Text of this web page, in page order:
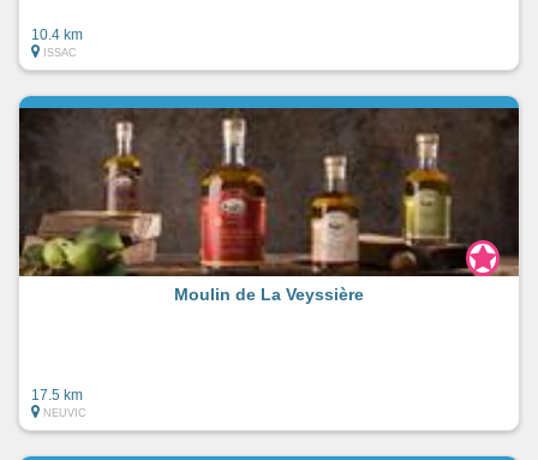
10.4 km
ISSAC
Moulin de La Veyssière
17.5 km
NEUVIC